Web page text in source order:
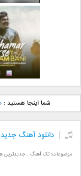
دانلود
یراحی
دانلود آهنگ
بانی بنام
شما اینجا هستید :
دانلود آهنگ
موضوعات:تک آهنگ ,جدیدترین